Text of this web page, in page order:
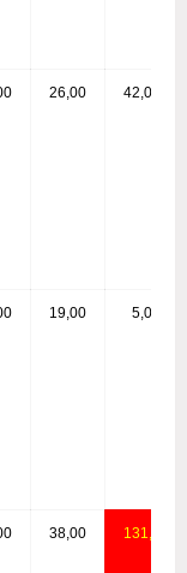
26,00 42,00
19,00 5,00
38,00
131,0